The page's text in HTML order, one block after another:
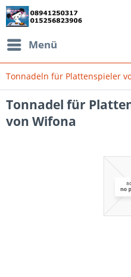
Menü
Tonnadeln für Plattenspieler
Tonnadel für
von Wifona